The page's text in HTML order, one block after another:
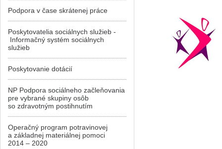
Podpora v čase skrátenej práce
Poskytovatelia sociálnych služieb -
Informačný systém sociálnych
služieb
Poskytovanie dotácií
NP Podpora sociálneho začleňovania
pre vybrané skupiny osôb
so zdravotným postihnutím
Operačný program potravinovej
a základnej materiálnej pomoci
2014 – 2020